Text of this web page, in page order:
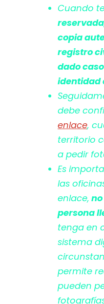
Cuando
reservada
copia
registro
dado
identidad
debe
enlace,
territorio
a pedir
Es
las
enlace,
persona
tenga en
sistema
permite
pueden